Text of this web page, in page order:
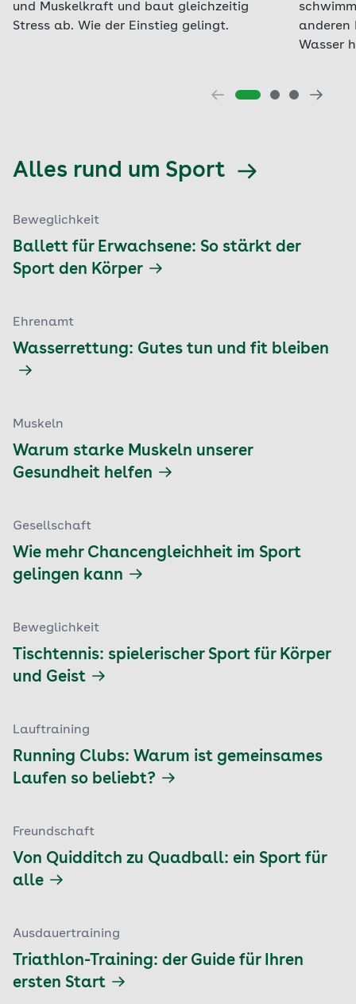
und Muskelkraft und baut gleichzeitig
Stress ab. Wie der Einstieg gelingt.
anderen
Wasser
Alles rund um Sport
Beweglichkeit
Ballett für Erwachsene: So stärkt der
Sport den Körper
Ehrenamt
Wasserrettung: Gutes tun und fit bleiben
Muskeln
Warum starke Muskeln unserer
Gesundheit helfen
Gesellschaft
Wie mehr Chancengleichheit im Sport
gelingen kann
Beweglichkeit
Tischtennis: spielerischer Sport für Körper
und Geist
Lauftraining
Running Clubs: Warum ist gemeinsames
Laufen so beliebt?
Freundschaft
Von Quidditch zu Quadball: ein Sport für
alle
Ausdauertraining
Triathlon-Training: der Guide für Ihren
ersten Start